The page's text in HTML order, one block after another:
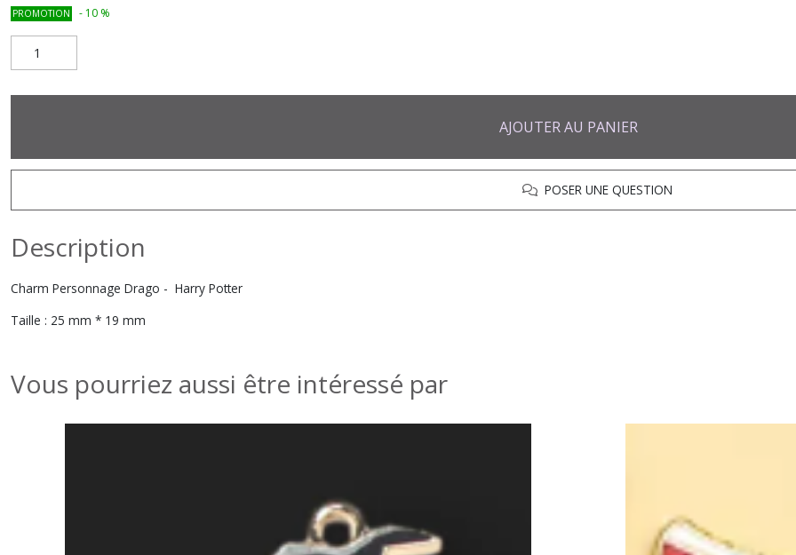
PROMOTION - 10 %
AJOUTER AU PANIER
POSER UNE QUESTION
Description
Charm Personnage Drago - Harry Potter
Taille : 25 mm * 19 mm
Vous pourriez aussi être intéressé par